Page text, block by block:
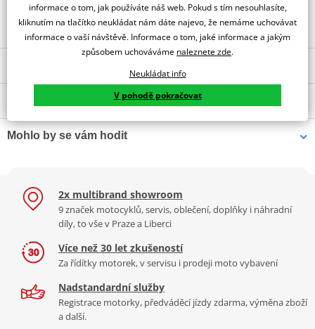
Obraťte se na specialistu
A protective and aerated minimal glove for hot weather.
Textilní podšívka
Kožená dlaň
Kožená výztuž z dvojité vrstvy
TPU chránič kloubů se větracími kanálky
Špička palce a ukazováčku kompatibilní s dotykovou
Gumová stěrka na hledí
SuperFabric® odolný materiál na spodní vnější části dlaně
ze Švýcarska. Značka iXS staví na tradičních hodnotách, kterými
jsou švýcarskost (rozuměj kvalita a použitelnost), autentičnost
(málokdy vidíte takové nadšence pro motorky jako v iXS), a tradice.
Produkty iXS jsou špičkou v oboru - sází na ty nejlepší materiály i
zpracování. Firma přinesla mnoho inovací, které si nechala
patentovat, jejich výrobky jsou funkční a perfektně
použitelné. Více informací o značce
Zobrazit všechny produkty
Mohlo by se vám hodit
Impregnace GS27 Advanced Waterproofer Textile & Leather
500ml
2x multibrand showroom
9 značek motocyklů, servis, oblečení, doplňky i náhradní
díly, to vše v Praze a Liberci
Více než 30 let zkušeností
Za řídítky motorek, v servisu i prodeji moto vybavení
Nadstandardní služby
Registrace motorky, předváděcí jízdy zdarma, výměna zboží
a další.
informace o tom, jak používáte náš web. Pokud s tím nesouhlasíte,
kliknutím na tlačítko neukládat nám dáte najevo, že nemáme uchovávat
informace o vaší návštěvě. Informace o tom, jaké informace a jakým
způsobem uchováváme naleznete zde.
Neukládat info
V pohodě pokračovat